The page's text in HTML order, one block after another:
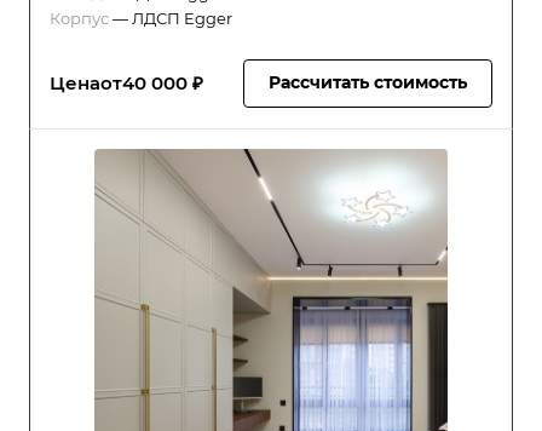
Корпус— ЛДСП Egger
Ценаот40 000 ₽ Рассчитать стоимость